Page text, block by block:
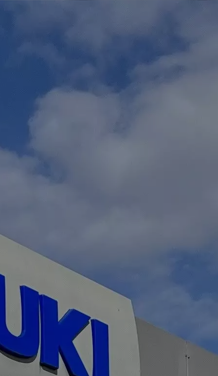
Abbildung zeigt aufpreispflichtige Sonderausstattung.
BOOSTERJET HYBRID Club (81 kW | 110 PS | 6-Gang-
kombinierter Wert der CO₂-Emission: 119 g/km; CO₂-Klasse: D
ab 25.640 EUR
Mild-Hybrid, auch als Vollhybrid
MEHR ÜBER DEN S-CROSS
Abbildung zeigt aufpreispflichtige Sonderausstattung.
BOOSTERJET HYBRID Edition (81 kW | 110 PS | 6-Gang-
Schaltgetriebe | Hubraum 1.373 ccm | Kraftstoffart Benzin)
Verbrauchswerte: kombinierter Energieverbrauch 5,3 l/100 km;
kombinierter Wert der CO₂-Emission: 119 g/km; CO₂-Klasse: D.
Swace
Dynamischer Kombi